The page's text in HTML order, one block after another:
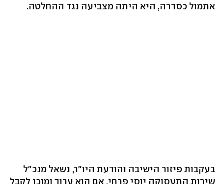
אתמול כסדרה, היא היתה מצביעה נגד ההחלטה.
בעקבות פיזור הישיבה והודעת היו"ר, נשאל מנכ"ל
שירות התעסוקה יוסי פרחי, אם הוא ערוך ומוכן לקבל